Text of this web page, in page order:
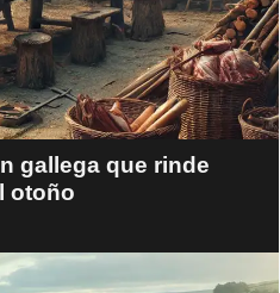
gallega que rinde
otoño